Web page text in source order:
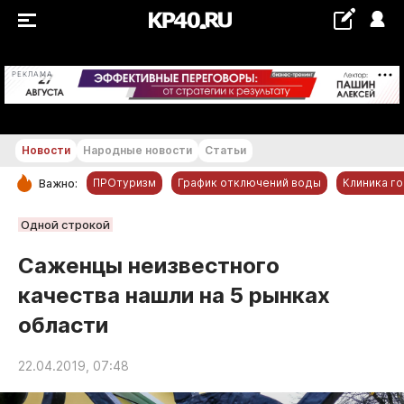
РЕКЛАМА +22...+23 °С
РУБРИКИ
Новости компаний
Статьи
Народные новости
Авто и транспорт
Благоустройство
Новости Народные новости Статьи
Важно: ПРОтуризм График отключений воды Клиника
Одной строкой
Саженцы неизвестного
качества нашли на 5 рынках
области
22.04.2019, 07:48